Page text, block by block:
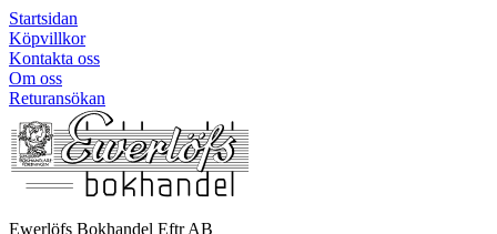
Startsidan
Köpvillkor
Kontakta oss
Om oss
Returansökan
Ewerlöfs Bokhandel Eftr AB